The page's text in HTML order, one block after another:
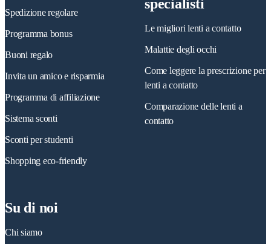
Spedizione regolare
Programma bonus
Buoni regalo
Invita un amico e risparmia
Programma di affiliazione
Sistema sconti
Sconti per studenti
Shopping eco-friendly
specialisti
Le migliori lenti a contatto
Malattie degli occhi
Come leggere la prescrizione per
lenti a contatto
Comparazione delle lenti a
contatto
Su di noi
Chi siamo